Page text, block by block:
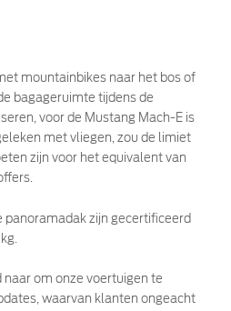
mountainbikes naar het bos of
bagageruimte tijdens de
voor de Mustang Mach-E is
met vliegen, zou de limiet
zijn voor het equivalent van
panoramadak zijn gecertificeerd
naar om onze voertuigen te
waarvan klanten ongeacht